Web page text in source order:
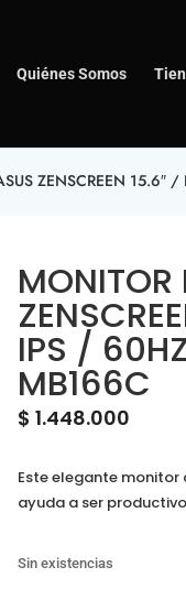
Quiénes Somos
ZENSCREEN
MONITOR
IPS /
MB166C
$ 1.448.000
Este elegante monitor
ayuda a ser
Sin existencias